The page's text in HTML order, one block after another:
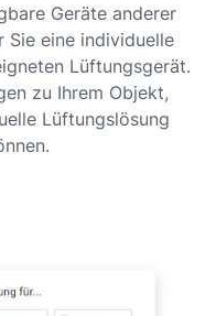
Geräte anderer
Sie eine individuelle
Lüftungsgerät.
zu Ihrem Objekt,
Lüftungslösung